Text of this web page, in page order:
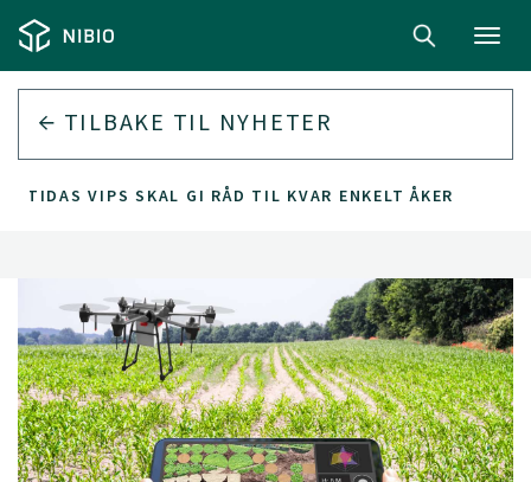
TILBAKE TIL NYHETER
VIPS SKAL GI RÅD TIL KVAR ENKELT ÅKER